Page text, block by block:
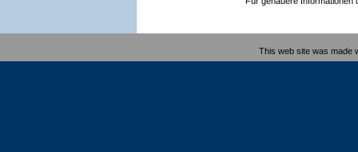
This web site was made